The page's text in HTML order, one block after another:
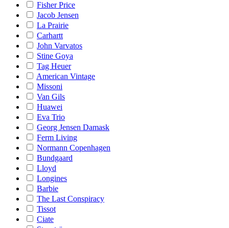
Fisher Price
Jacob Jensen
La Prairie
Carhartt
John Varvatos
Stine Goya
Tag Heuer
American Vintage
Missoni
Van Gils
Huawei
Eva Trio
Georg Jensen Damask
Ferm Living
Normann Copenhagen
Bundgaard
Lloyd
Longines
Barbie
The Last Conspiracy
Tissot
Ciate